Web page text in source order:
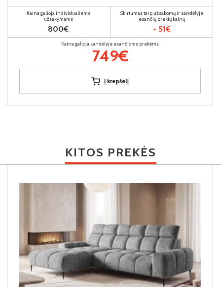
Kaina galioja individualiems
užsakymams
800€
Skirtumas tarp užsakomų ir sandėlyje
esančių prekių kainų
- 51€
Kaina galioja sandėlyje esančioms prekėms
749€
Į krepšelį
KITOS PREKĖS